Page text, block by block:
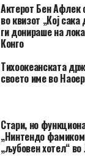
Актерот Бен Афлек
во квизот „Кој
ги донираше на
Конго
Тихоокеанската
своето име во
Стари, но
„Нинтендо
„љубовен хотел“ во